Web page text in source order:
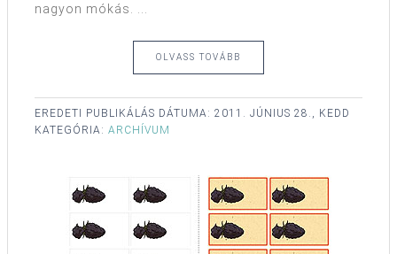
nagyon mókás. ...
OLVASS TOVÁBB
EREDETI PUBLIKÁLÁS DÁTUMA: 2011. JÚNIUS 28., KEDD
KATEGÓRIA: ARCHÍVUM